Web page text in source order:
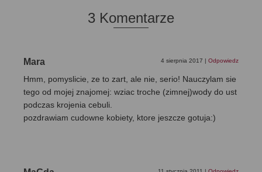
3 Komentarze
Mara 4 sierpnia 2017 | Odpowiedz
Hmm, pomyslicie, ze to zart, ale nie, serio! Nauczylam sie
tego od mojej znajomej: wziac troche (zimnej)wody do ust
podczas krojenia cebuli.
pozdrawiam cudowne kobiety, ktore jeszcze gotuja:)